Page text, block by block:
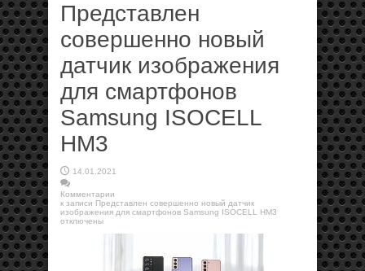
Представлен
совершенно новый
датчик изображения
для смартфонов
Samsung ISOCELL
HM3
14.01.2021
Комментарии
к записи Представлен совершенно новый датчик
изображения для смартфонов Samsung ISOCELL HM3
отключены